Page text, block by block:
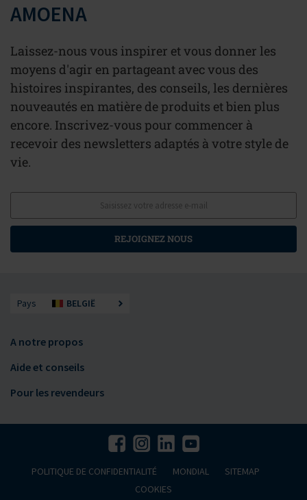
AMOENA
Laissez-nous vous inspirer et vous donner les
moyens d'agir en partageant avec vous des
histoires inspirantes, des conseils, les dernières
nouveautés en matière de produits et bien plus
encore. Inscrivez-vous pour commencer à
recevoir des newsletters adaptés à votre style de
vie.
REJOIGNEZ NOUS
Pays BELGIË
A notre propos
Aide et conseils
Pour les revendeurs
POLITIQUE DE CONFIDENTIALITÉ MONDIAL
SITEMAP
COOKIES